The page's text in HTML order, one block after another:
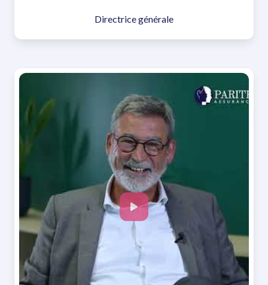
Directrice générale